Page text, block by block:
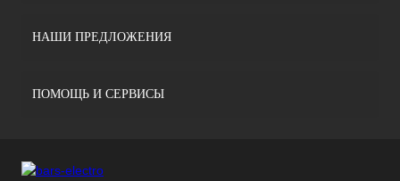
НАШИ ПРЕДЛОЖЕНИЯ
ПОМОЩЬ И СЕРВИСЫ